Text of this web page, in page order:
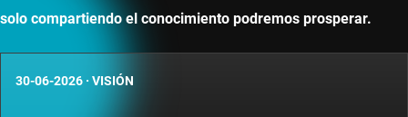
solo compartiendo el conocimiento podremos prosperar.
30-06-2026 · VISIÓN